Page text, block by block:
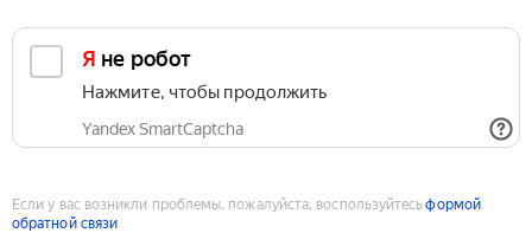
Я не робот
Нажмите, чтобы продолжить
Yandex SmartCaptcha
Если у вас возникли проблемы, пожалуйста, воспользуйтесьформой
обратной связи